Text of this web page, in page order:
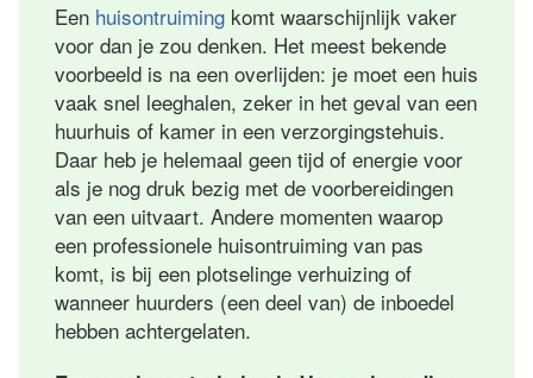
Een huisontruiming komt waarschijnlijk vaker
voor dan je zou denken. Het meest bekende
voorbeeld is na een overlijden: je moet een huis
vaak snel leeghalen, zeker in het geval van een
huurhuis of kamer in een verzorgingstehuis.
Daar heb je helemaal geen tijd of energie voor
als je nog druk bezig met de voorbereidingen
van een uitvaart. Andere momenten waarop
een professionele huisontruiming van pas
komt, is bij een plotselinge verhuizing of
wanneer huurders (een deel van) de inboedel
hebben achtergelaten.